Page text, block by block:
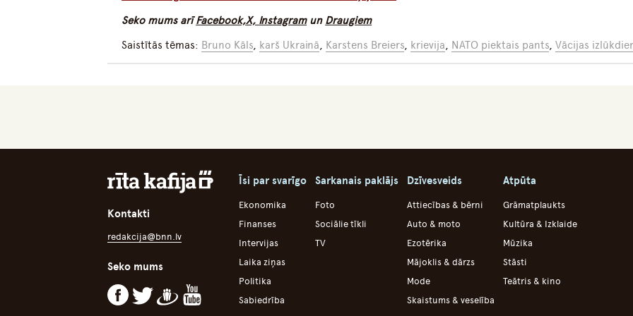
Seko mums arīFacebook,X, Instagramun Draugiem
Saistītās tēmas: Bruno Kāls, karš Ukrainā, Karstens Breiers, krievija, NATO piektais pants,Vācijas
Kontakti
redakcija@bnn.lv
Seko mums
Īsi par svarīgo
Ekonomika
Finanses
Intervijas
Laika ziņas
Politika
Sabiedrība
Sarkanais paklājs
Foto
Sociālie tīkli
TV
Dzīvesveids
Attiecības & bērni
Auto & moto
Ezotērika
Mājoklis & dārzs
Mode
Skaistums & veselība
Atpūta
Grāmatplaukts
Kultūra & Izklaide
Mūzika
Stāsti
Teātris & kino